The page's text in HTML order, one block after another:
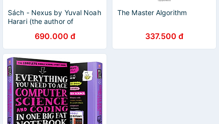
Sách - Nexus by Yuval Noah
Harari (the author of
English Book - Bìa mềm
690.000 đ
The Master Algorithm
337.500 đ